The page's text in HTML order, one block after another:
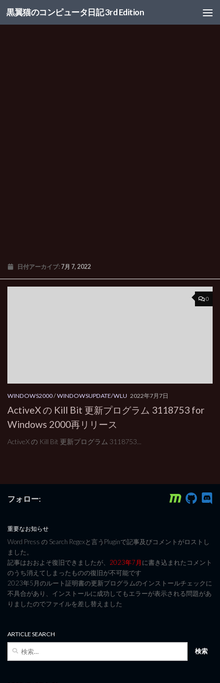
コンテンツへスキップ
黒翼猫のコンピュータ日記 3rd Edition
日付アーカイブ: 7月 7, 2022
0
WINDOWS2000/WINDOWSUPDATE/WLU 2022年7月7日
ActiveX の Kill Bit 更新プログラム 3118753 for
Windows 2000再リリース
ActiveX の Kill Bit 更新プログラム 3118753...
フォロー:
重要なお知らせ
Word Press の Search Regexと言うPluginで記事及びコメントがロストし
ました。
記事はおおよそ復旧できましたが、 2023年7月に書き込まれたコメント
のうち消えてしまったものの復旧が不可能です
2023年5月のルート証明書の更新プログラムのインストールチェックに
不具合があり、インストールに成功してもエラーが表示される問題があ
りましたのでファイルを差し替えました
ARTICLE SEARCH